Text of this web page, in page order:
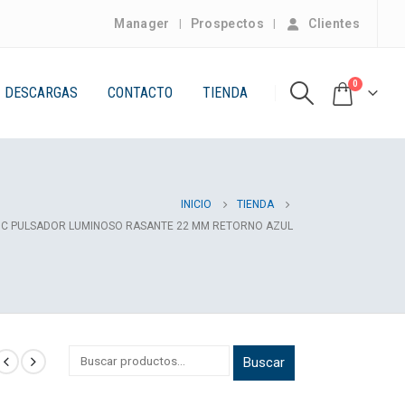
Manager Prospectos Clientes
DESCARGAS CONTACTO TIENDA
0
INICIO
TIENDA
PULSADOR LUMINOSO RASANTE 22 MM RETORNO AZUL
Buscar